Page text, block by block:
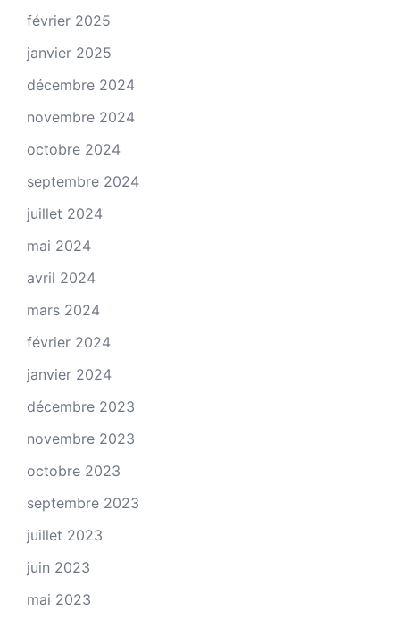
février 2025
janvier 2025
décembre 2024
novembre 2024
octobre 2024
septembre 2024
juillet 2024
mai 2024
avril 2024
mars 2024
février 2024
janvier 2024
décembre 2023
novembre 2023
octobre 2023
septembre 2023
juillet 2023
juin 2023
mai 2023